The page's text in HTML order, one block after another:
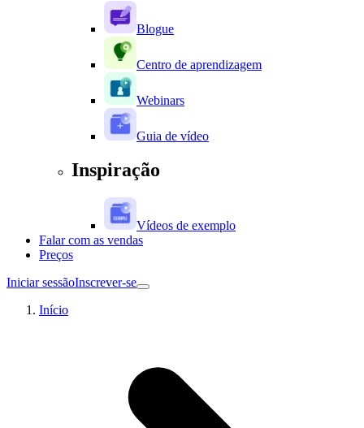
Blogue
Centro de aprendizagem
Webinars
Guia de vídeo
Inspiração
Vídeos de exemplo
Falar com as vendas
Preços
Iniciar sessãoInscrever-se
Início